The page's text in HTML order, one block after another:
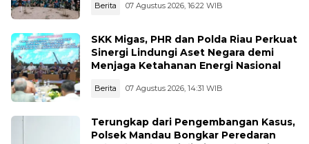
Berita 07 Agustus 2026, 16:22 WIB
SKK Migas, PHR dan Polda Riau Perkuat
Sinergi Lindungi Aset Negara demi
Menjaga Ketahanan Energi Nasional
Berita 07 Agustus 2026, 14:31 WIB
Terungkap dari Pengembangan Kasus,
Polsek Mandau Bongkar Peredaran